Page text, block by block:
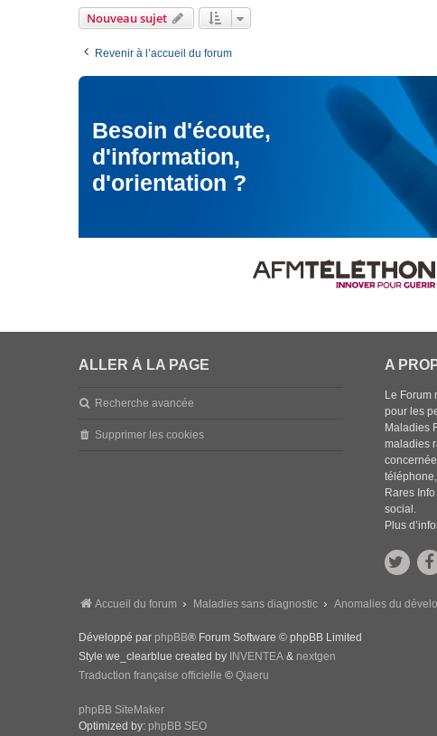
Nouveau sujet
Revenir à l’accueil du forum
Besoin d'écoute,
d'information,
d'orientation ?
ALLER À LA PAGE
Recherche avancée
Supprimer les cookies
A
Le Forum
pour les
Maladies
maladies
Rares
social.
Plus
Accueil du forum Maladies sans diagnostic Anomalies du
Développé par phpBB® Forum Software © phpBB Limited
Style we_clearblue created by INVENTEA & nextgen
Traduction française officielle © Qiaeru
phpBB SiteMaker
Optimized by: phpBB SEO